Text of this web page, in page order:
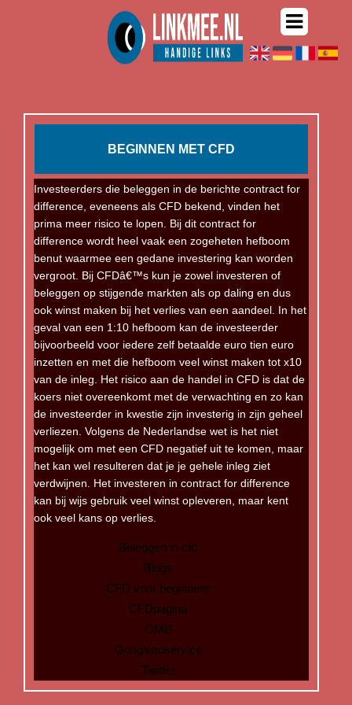
BEGINNEN MET CFD
Investeerders die beleggen in de berichte contract for
difference, eveneens als CFD bekend, vinden het
prima meer risico te lopen. Bij dit contract for
difference wordt heel vaak een zogeheten hefboom
benut waarmee een gedane investering kan worden
vergroot. Bij CFDâ€™s kun je zowel investeren of
beleggen op stijgende markten als op daling en dus
ook winst maken bij het verlies van een aandeel. In het
geval van een 1:10 hefboom kan de investeerder
bijvoorbeeld voor iedere zelf betaalde euro tien euro
inzetten en met die hefboom veel winst maken tot x10
van de inleg. Het risico aan de handel in CFD is dat de
koers niet overeenkomt met de verwachting en zo kan
de investeerder in kwestie zijn investerig in zijn geheel
verliezen. Volgens de Nederlandse wet is het niet
mogelijk om met een CFD negatief uit te komen, maar
het kan wel resulteren dat je je gehele inleg ziet
verdwijnen. Het investeren in contract for difference
kan bij wijs gebruik veel winst opleveren, maar kent
ook veel kans op verlies.
Beleggen in cfd
Blogs
CFD voor beginners
CFDpagina
GMB
Googleadservice
Twitter